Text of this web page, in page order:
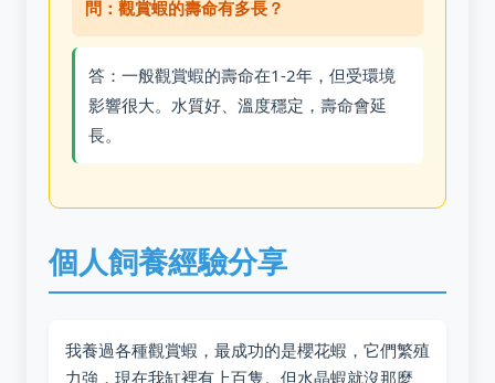
問：觀賞蝦的壽命有多長？
答：一般觀賞蝦的壽命在1-2年，但受環境
影響很大。水質好、溫度穩定，壽命會延
長。
個人飼養經驗分享
我養過各種觀賞蝦，最成功的是櫻花蝦，它們繁殖
力強，現在我缸裡有上百隻。但水晶蝦就沒那麼